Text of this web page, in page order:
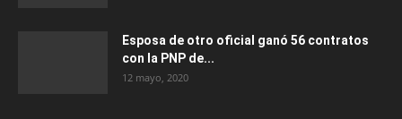
Esposa de otro oficial ganó 56 contratos
con la PNP de...
12 mayo, 2020